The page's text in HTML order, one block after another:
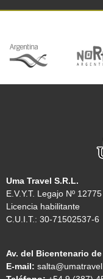
Uma Travel S.R.L.
E.V.Y.T. Legajo Nº 12775
Licencia habilitante
C.U.I.T.: 30-71502537-6
Av. del Bicentenario
E-mail: